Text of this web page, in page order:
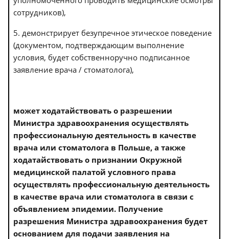
сотрудников),
5. демонстрирует безупречное этическое поведение
(документом, подтверждающим выполнение
условия, будет собственноручно подписанное
заявление врача / стоматолога),
может ходатайствовать о разрешении
Министра здравоохранения осуществлять
профессиональную деятельность в качестве
врача или стоматолога в Польше, а также
ходатайствовать о признании Окружной
медицинской палатой условного права
осуществлять профессиональную деятельность
в качестве врача или стоматолога в связи с
объявлением эпидемии. Получение
разрешения Министра здравоохранения будет
основанием для подачи заявления на